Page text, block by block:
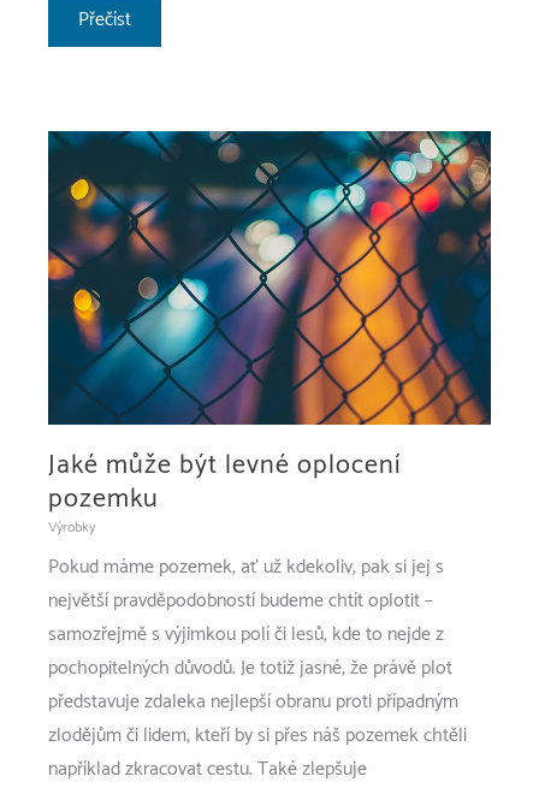
Pro
všechny
Přečíst
Jaké může být levné oplocení
pozemku
Výrobky
Pokud máme pozemek, ať už kdekoliv, pak si jej s
největší pravděpodobností budeme chtít oplotit –
samozřejmě s výjimkou polí či lesů, kde to nejde z
pochopitelných důvodů. Je totiž jasné, že právě plot
představuje zdaleka nejlepší obranu proti případným
zlodějům či lidem, kteří by si přes náš pozemek chtěli
například zkracovat cestu. Také zlepšuje